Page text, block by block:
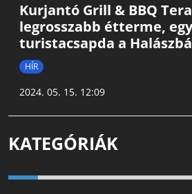
Kurjantó Grill & BBQ
legrosszabb étterme,
turistacsapda a
HÍR
2024. 05. 15. 12:09
KATEGÓRIÁK